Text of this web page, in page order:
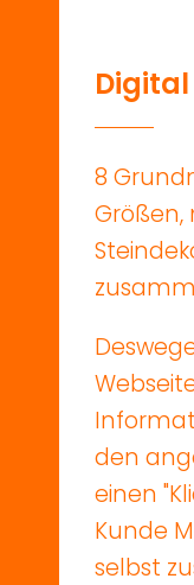
Digital
8
Größen,
den
einen
Kunde
selbst